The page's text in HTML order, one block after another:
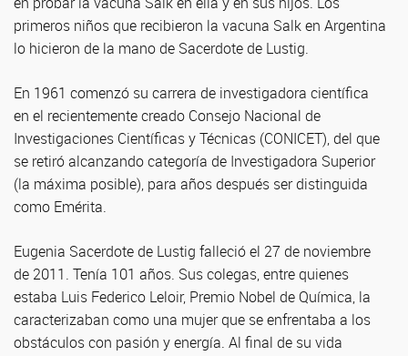
primeros niños que recibieron la vacuna Salk en Argentina
lo hicieron de la mano de Sacerdote de Lustig.
En 1961 comenzó su carrera de investigadora científica
en el recientemente creado Consejo Nacional de
Investigaciones Científicas y Técnicas (CONICET), del que
se retiró alcanzando categoría de Investigadora Superior
(la máxima posible), para años después ser distinguida
como Emérita.
Eugenia Sacerdote de Lustig falleció el 27 de noviembre
de 2011. Tenía 101 años. Sus colegas, entre quienes
estaba Luis Federico Leloir, Premio Nobel de Química, la
caracterizaban como una mujer que se enfrentaba a los
obstáculos con pasión y energía. Al final de su vida